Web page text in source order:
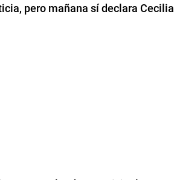
pero mañana sí declara Cecilia